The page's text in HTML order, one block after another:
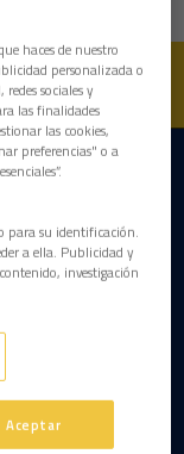
haces de nuestro
personalizada o
sociales y
las finalidades
las cookies,
preferencias" o a
para su identificación.
a ella. Publicidad y
investigación
Aceptar